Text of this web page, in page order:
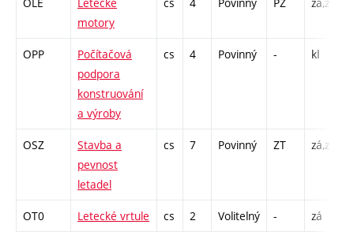
motory
OPP
Počítačová
podpora
konstruování
a výroby
cs 4 Povinný - kl
OSZ
Stavba a
pevnost
letadel
cs 7 Povinný ZT zá,zk
OT0 Letecké vrtule cs 2 Volitelný - zá